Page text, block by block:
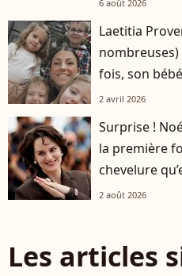
6 août 2026
Laetitia
fois, son
2 avril 2026
Surprise !
la première
chevelure
2 août 2026
Les articles